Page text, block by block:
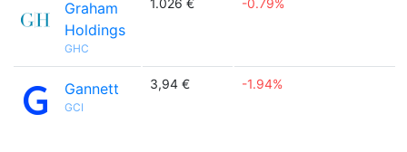
Graham
Holdings
GHC
1.026 € -0.79%
Gannett
GCI
3,94 € -1.94%